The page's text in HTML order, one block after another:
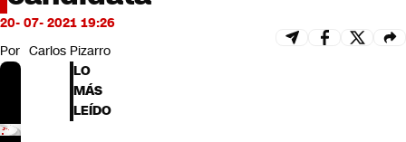
Futuro 360
20- 07- 2021 19:26
Por Carlos Pizarro
LO
MÁS
LEÍDO